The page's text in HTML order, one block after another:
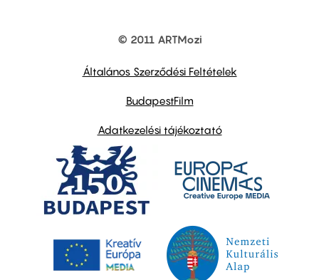
© 2011 ARTMozi
Általános Szerződési Feltételek
BudapestFilm
Adatkezelési tájékoztató